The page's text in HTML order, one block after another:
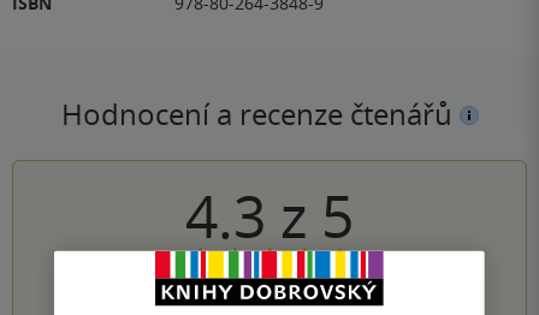
Hodnocení a recenze čtenářů
4.3 z 5
3hodnocení čtenářů